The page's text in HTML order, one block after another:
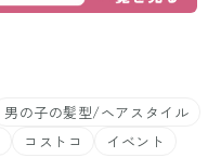
男の子の髪型/ヘアスタイル
コストコ
イベント